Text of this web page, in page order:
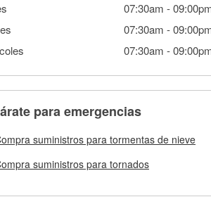
07:30am -
07:30am -
07:30am -
para emergencias
suministros para tormentas de nieve
suministros para tornados